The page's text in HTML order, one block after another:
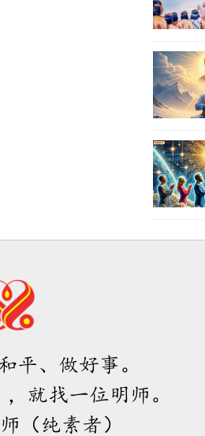
平、做好事。
就找一位明师。
（纯素者）